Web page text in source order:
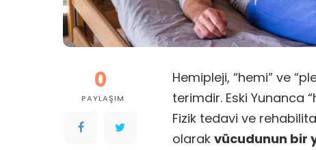
0
PAYLAŞIM
Hemipleji, “hemi” ve
terimdir. Eski Yunanca
Fizik tedavi ve
olarak vücudunun bir